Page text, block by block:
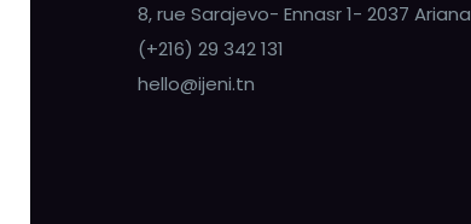
8, rue Sarajevo- Ennasr 1- 2037 Ariana
(+216) 29 342 131
hello@ijeni.tn